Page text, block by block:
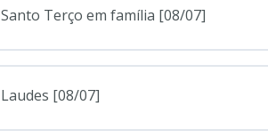
Santo Terço em família [08/07]
Laudes [08/07]